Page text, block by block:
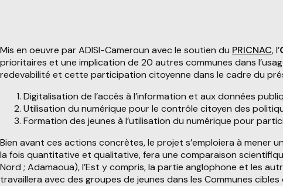
Mis en oeuvre par ADISI-Cameroun avec le soutien du PRICNAC, l’
prioritaires et une implication de 20 autres communes dans
redevabilité et cette participation citoyenne dans le cadre du
Digitalisation de l’accès à l’information et aux données
Utilisation du numérique pour le contrôle citoyen des
Formation des jeunes à l’utilisation du numérique pour
Bien avant ces actions concrètes, le projet s’emploiera à mener
la fois quantitative et qualitative, fera une comparaison
Nord ; Adamaoua), l’Est y compris, la partie anglophone et les
travaillera avec des groupes de jeunes dans les Communes